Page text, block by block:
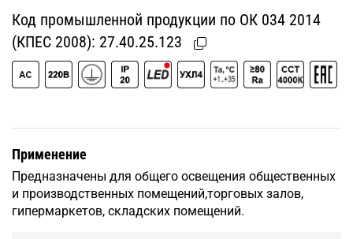
Код промышленной продукции по ОК 034 2014
(КПЕС 2008): 27.40.25.123
Применение
Предназначены для общего освещения общественных
и производственных помещений,торговых залов,
гипермаркетов, складских помещений.